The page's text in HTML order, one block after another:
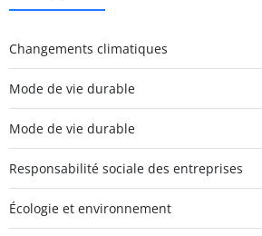
Changements climatiques
Mode de vie durable
Mode de vie durable
Responsabilité sociale des entreprises
Écologie et environnement